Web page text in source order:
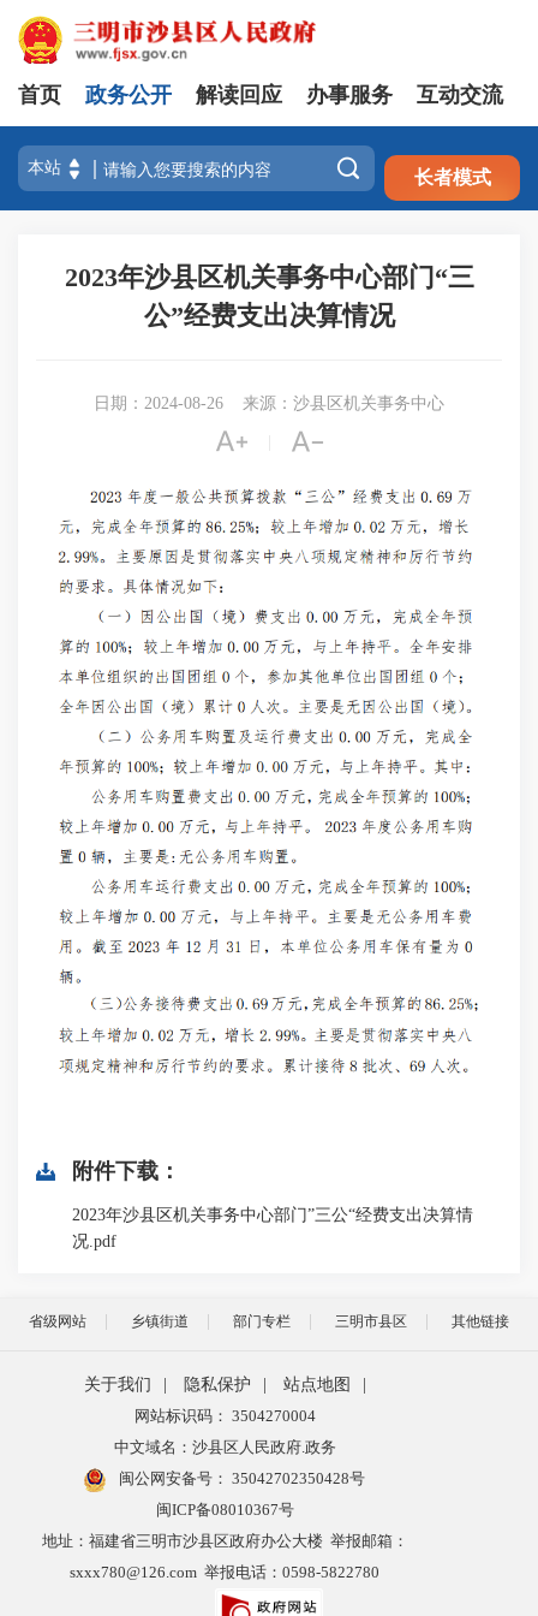
注册 登录
首页 政务公开 解读回应 办事服务 互动交流
 长者模式
2023年沙县区机关事务中心部门“三
公”经费支出决算情况
日期：2024-08-26 来源：沙县区机关事务中心
 
附件下载：
2023年沙县区机关事务中心部门”三公“经费支出决算情
况.pdf
省级网站 乡镇街道 部门专栏 三明市县区 其他链接
关于我们 隐私保护 站点地图
网站标识码： 3504270004
中文域名：沙县区人民政府.政务
闽公网安备号： 35042702350428号
闽ICP备08010367号
地址：福建省三明市沙县区政府办公大楼 举报邮箱：
sxxx780@126.com 举报电话：0598-5822780